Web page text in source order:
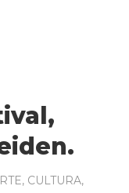
, CULTURA,